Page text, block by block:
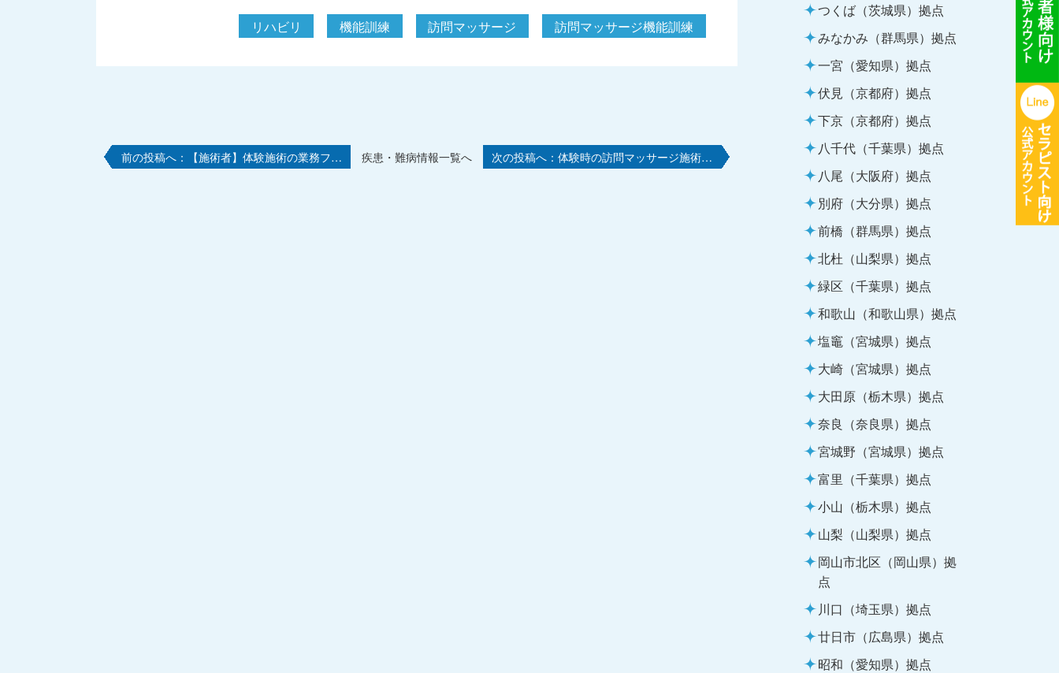
リハビリ 機能訓練 訪問マッサージ 訪問マッサージ機能訓練
【施術者】体験施術の業務フ… 疾患・難病情報一覧へ 体験時の訪問マッサージ施術…
つくば（茨城県）拠点
みなかみ（群馬県）拠点
一宮（愛知県）拠点
伏見（京都府）拠点
下京（京都府）拠点
八千代（千葉県）拠点
八尾（大阪府）拠点
別府（大分県）拠点
前橋（群馬県）拠点
北杜（山梨県）拠点
緑区（千葉県）拠点
和歌山（和歌山県）拠点
塩竈（宮城県）拠点
大崎（宮城県）拠点
大田原（栃木県）拠点
奈良（奈良県）拠点
宮城野（宮城県）拠点
富里（千葉県）拠点
小山（栃木県）拠点
山梨（山梨県）拠点
岡山市北区（岡山県）拠
点
川口（埼玉県）拠点
廿日市（広島県）拠点
昭和（愛知県）拠点